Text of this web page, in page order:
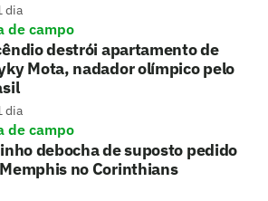
dia
de campo
destrói apartamento de
Mota, nadador olímpico pelo
dia
de campo
debocha de suposto pedido
no Corinthians